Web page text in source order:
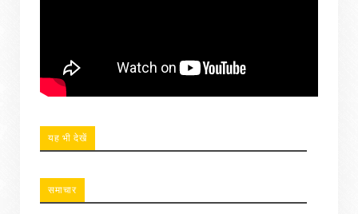
यह भी देखें
समाचार